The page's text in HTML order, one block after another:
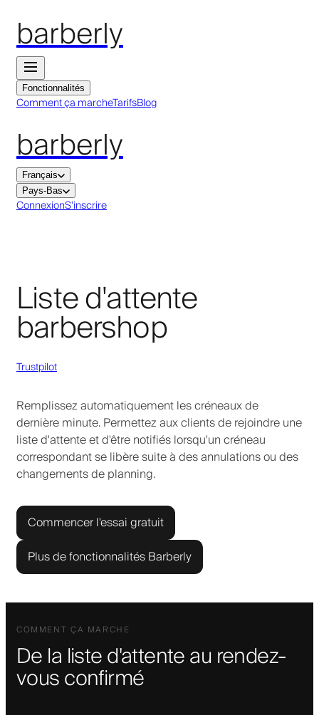
barberly
Fonctionnalités
Comment ça marcheTarifsBlog
barberly
Français
Pays-Bas
ConnexionS'inscrire
Liste d'attente
barbershop
Trustpilot
Remplissez automatiquement les créneaux de
dernière minute. Permettez aux clients de rejoindre une
liste d'attente et d'être notifiés lorsqu'un créneau
correspondant se libère suite à des annulations ou des
changements de planning.
Commencer l'essai gratuit
Plus de fonctionnalités Barberly
COMMENT ÇA MARCHE
De la liste d'attente au rendez-
vous confirmé